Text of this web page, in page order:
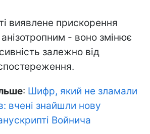
виявлене прискорення
- воно змінює
залежно від
: Шифр, який не зламали
вчені знайшли нову
Войнича